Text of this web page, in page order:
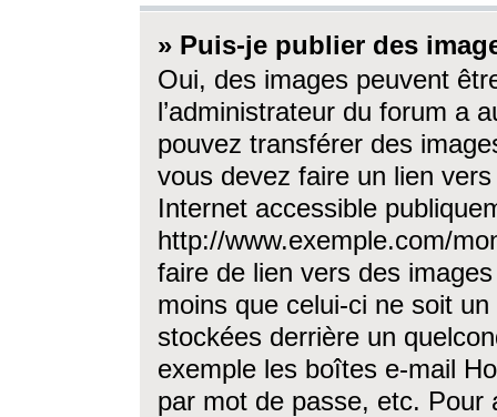
» Puis-je publier des
Oui, des images peuvent
l’administrateur du forum a
pouvez transférer des
vous devez faire un lien
Internet accessible
http://www.exemple.com/
faire de lien vers des
moins que celui-ci ne soit
stockées derrière un
exemple les boîtes e-mail
par mot de passe, etc. Pour